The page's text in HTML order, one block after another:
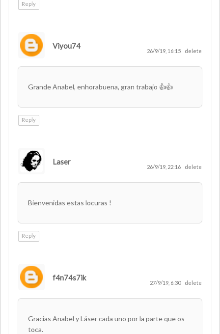
Reply
Viyou74
26/9/19, 16:15 delete
Grande Anabel, enhorabuena, gran trabajo 👍👍
Reply
Laser
26/9/19, 22:16 delete
Bienvenidas estas locuras !
Reply
f4n74s7ik
27/9/19, 6:30 delete
Gracias Anabel y Láser cada uno por la parte que os
toca.